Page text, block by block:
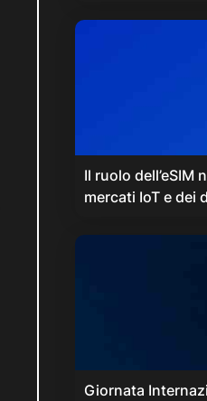
Il ruolo dell’eSIM
mercati IoT e dei
Giornata